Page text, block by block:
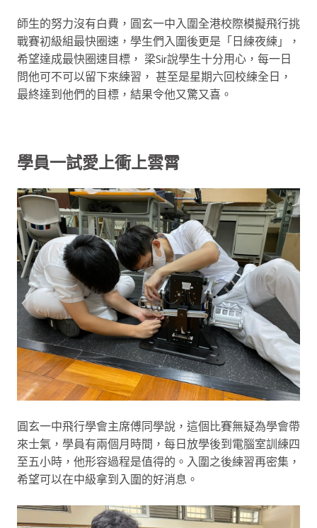
師生的努力沒有白費，圓玄一中入圍全港校際模擬飛行挑
戰賽初級組最快圈速，學生們入圍後更是「日練夜練」，
希望達成最快圈速目標， 梁Sir說學生十分用心，每一日
問他可不可以留下來練習， 甚至是星期六回校練全日，
最終達到他們的目標，結果令他又驚又喜。
學員一試愛上衝上雲霄
圓玄一中飛行學會主席傅同學說，這個比賽無疑為學會帶
來士氣，學員有兩個月時間，每日放學後到電腦室訓練四
至五小時，他形容過程是值得的。入圍之後練習再密集，
希望可以在中級拿到入圍的好消息。